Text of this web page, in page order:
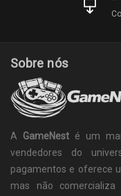
Sobre nós
A GameNest é um
vendedores do
pagamentos e oferece
mas não comercializa